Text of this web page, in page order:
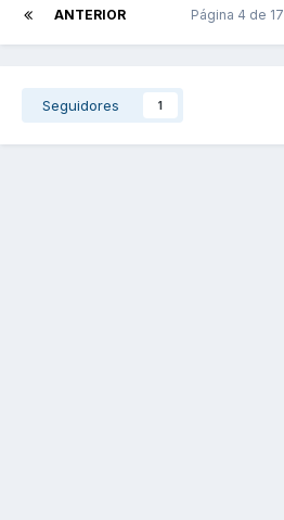
ANTERIOR Página 4 de 17
Seguidores 1